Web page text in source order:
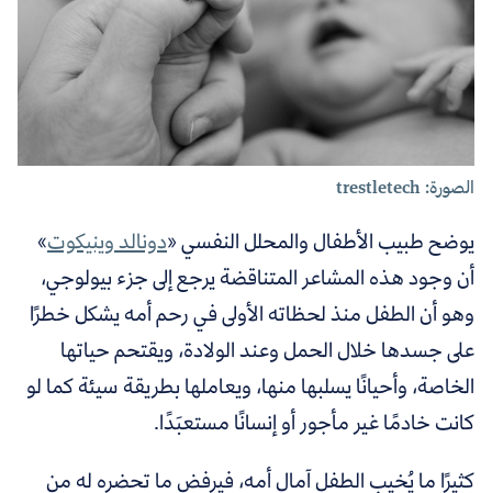
الصورة: trestletech
يوضح طبيب الأطفال والمحلل النفسي «دونالد وينيكوت»
أن وجود هذه المشاعر المتناقضة يرجع إلى جزء بيولوجي،
وهو أن الطفل منذ لحظاته الأولى في رحم أمه يشكل خطرًا
على جسدها خلال الحمل وعند الولادة، ويقتحم حياتها
الخاصة، وأحيانًا يسلبها منها، ويعاملها بطريقة سيئة كما لو
كانت خادمًا غير مأجور أو إنسانًا مستعبَدًا.
كثيرًا ما يُخيب الطفل آمال أمه، فيرفض ما تحضره له من